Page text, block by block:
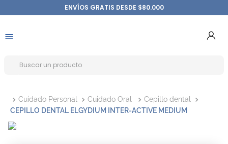
ENVÍOS GRATIS DESDE $80.000
Cuidado Personal Cuidado Oral
Cepillo dental
CEPILLO DENTAL ELGYDIUM INTER-ACTIVE MEDIUM